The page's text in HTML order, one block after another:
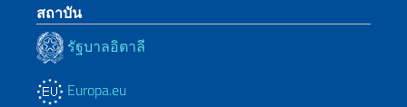
สถาบัน
รัฐบาลอิตาลี
Europa.eu